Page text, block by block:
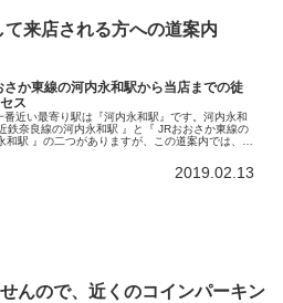
来店される方への道案内
さか東線の河内永和駅から当店までの徒
ス
番近い最寄り駅は『河内永和駅』です。河内永和
鉄奈良線の河内永和駅 』と『 JRおおさか東線の
和駅 』の二つがありますが、この道案内では、
2019.02.13
んので、近くのコインパーキン